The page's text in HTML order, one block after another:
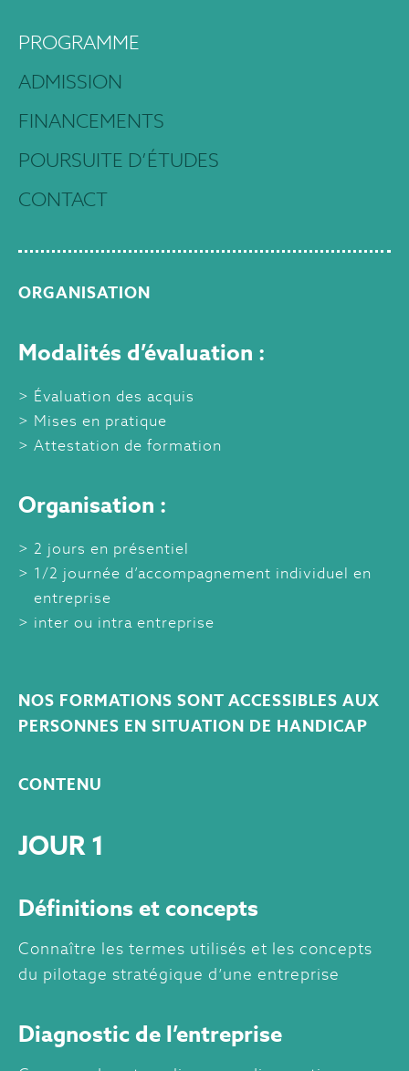
PROGRAMME
ADMISSION
FINANCEMENTS
POURSUITE D’ÉTUDES
CONTACT
ORGANISATION
Modalités d’évaluation :
Évaluation des acquis
Mises en pratique
Attestation de formation
Organisation :
2 jours en présentiel
1/2 journée d’accompagnement individuel en
entreprise
inter ou intra entreprise
NOS FORMATIONS SONT ACCESSIBLES AUX
PERSONNES EN SITUATION DE HANDICAP
CONTENU
JOUR 1
Définitions et concepts
Connaître les termes utilisés et les concepts
du pilotage stratégique d’une entreprise
Diagnostic de l’entreprise